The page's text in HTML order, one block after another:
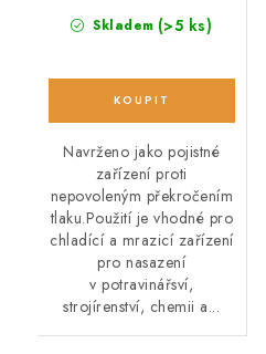
Skladem (>5 ks)
Navrženo jako pojistné
zařízení proti
nepovoleným překročením
tlaku.Použití je vhodné pro
chladící a mrazicí zařízení
pro nasazení
v potravinářsví,
strojírenství, chemii a...